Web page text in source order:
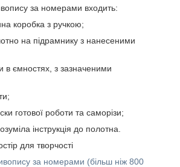
за номерами входить:
коробка з ручкою;
на підрамнику з нанесеними
в ємностях, з зазначеними
готової роботи та саморізи;
інструкція до полотна.
для творчості
за номерами (більш ніж 800